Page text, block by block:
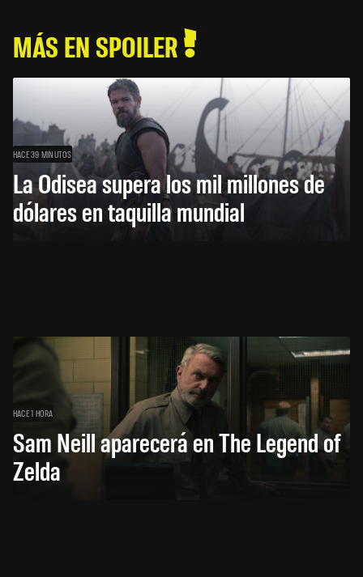
MÁS EN SPOILER
HACE 39 MINUTOS
La Odisea supera los mil millones de
dólares en taquilla mundial
HACE 1 HORA
Sam Neill aparecerá en The Legend of
Zelda